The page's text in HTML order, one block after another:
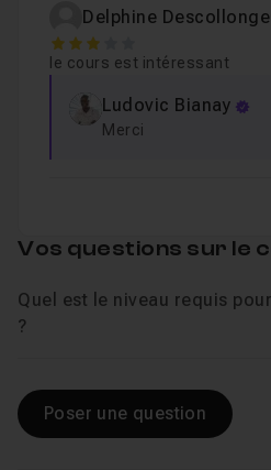
Delphine
3
le cours est intéressant
Ludovic Bianay
Merci
Vos questions sur le
Quel est le niveau requis
?
Poser une question